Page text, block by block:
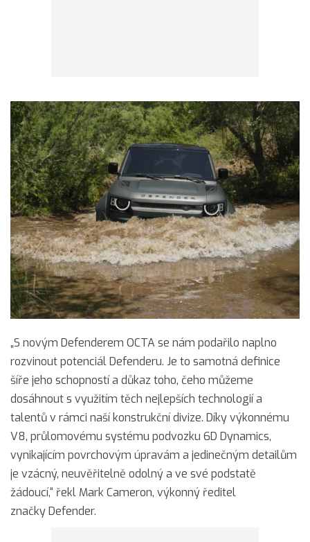
„S novým Defenderem OCTA se nám podařilo naplno
rozvinout potenciál Defenderu. Je to samotná definice
šíře jeho schopností a důkaz toho, čeho můžeme
dosáhnout s využitím těch nejlepších technologií a
talentů v rámci naší konstrukční divize. Díky výkonnému
V8, průlomovému systému podvozku 6D Dynamics,
vynikajícím povrchovým úpravám a jedinečným detailům
je vzácný, neuvěřitelně odolný a ve své podstatě
žádoucí,“ řekl Mark Cameron, výkonný ředitel
značky Defender.